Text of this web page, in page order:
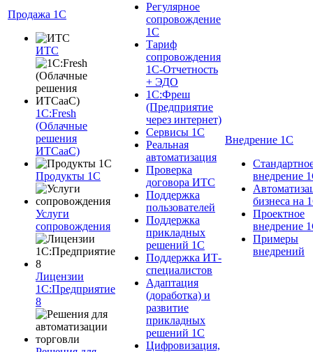
Продажа 1С
ИТС
1C:Fresh
(Облачные
решения
ИТСааС)
Продукты 1С
Услуги
сопровождения
Лицензии
1С:Предприятие
8
Регулярное
сопровождение
1С
Тариф
сопровождения
1С-Отчетность
+ ЭДО
1С:Фреш
(Предприятие
через интернет)
Сервисы 1С
Реальная
автоматизация
Проверка
договора ИТС
Поддержка
пользователей
Поддержка
прикладных
решений 1С
Поддержка ИТ-
специалистов
Адаптация
(доработка) и
развитие
прикладных
решений 1С
Цифровизация,
Внедрение 1С
внедрение
бизнеса на
Проектное
внедрение
Примеры
внедрений